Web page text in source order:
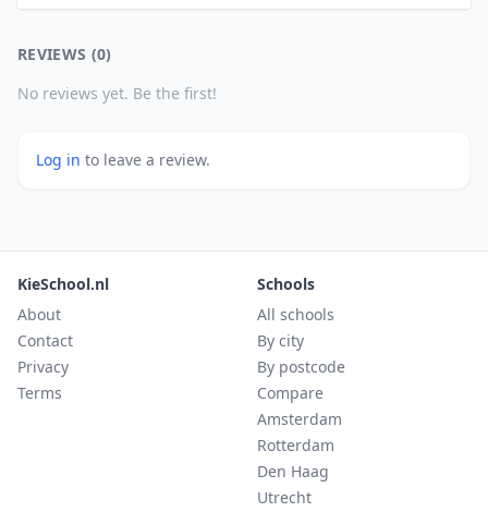
REVIEWS (0)
No reviews yet. Be the first!
Log in to leave a review.
KieSchool.nl
About
Contact
Privacy
Terms
Schools
All schools
By city
By postcode
Compare
Amsterdam
Rotterdam
Den Haag
Utrecht